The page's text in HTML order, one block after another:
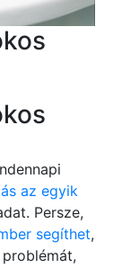
az egyik
Persze,
segíthet,